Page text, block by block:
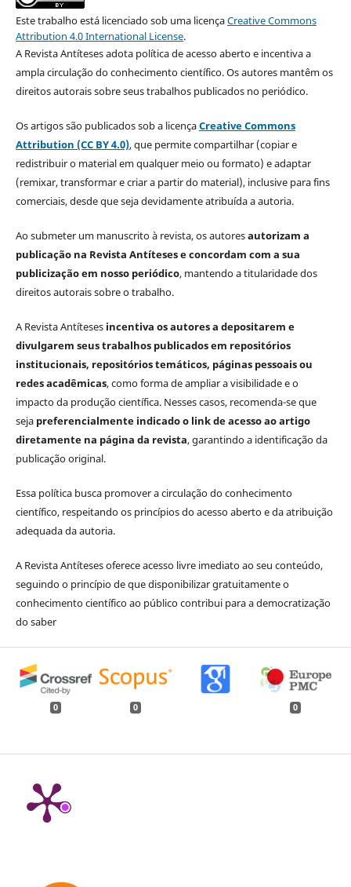
Este trabalho está licenciado sob uma licençaCreative Commons
Attribution 4.0 International License.
A Revista Antíteses adota política de acesso aberto e incentiva a
ampla circulação do conhecimento científico. Os autores mantêm os
direitos autorais sobre seus trabalhos publicados no periódico.
Os artigos são publicados sob a licençaCreative Commons
Attribution (CC BY 4.0), que permite compartilhar (copiar e
redistribuir o material em qualquer meio ou formato) e adaptar
(remixar, transformar e criar a partir do material), inclusive para fins
comerciais, desde que seja devidamente atribuída a autoria.
Ao submeter um manuscrito à revista, os autoresautorizam a
publicação na Revista Antíteses e concordam com a sua
publicização em nosso periódico, mantendo a titularidade dos
direitos autorais sobre o trabalho.
A Revista Antíteses incentiva os autores a depositarem e
divulgarem seus trabalhos publicados em repositórios
institucionais, repositórios temáticos, páginas pessoais ou
redes acadêmicas, como forma de ampliar a visibilidade e o
impacto da produção científica. Nesses casos, recomenda-se que
seja preferencialmente indicado o link de acesso ao artigo
diretamente na página da revista, garantindo a identificação da
publicação original.
Essa política busca promover a circulação do conhecimento
científico, respeitando os princípios do acesso aberto e da atribuição
adequada da autoria.
A Revista Antíteses oferece acesso livre imediato ao seu conteúdo,
seguindo o princípio de que disponibilizar gratuitamente o
conhecimento científico ao público contribui para a democratização
do saber
0 0 0